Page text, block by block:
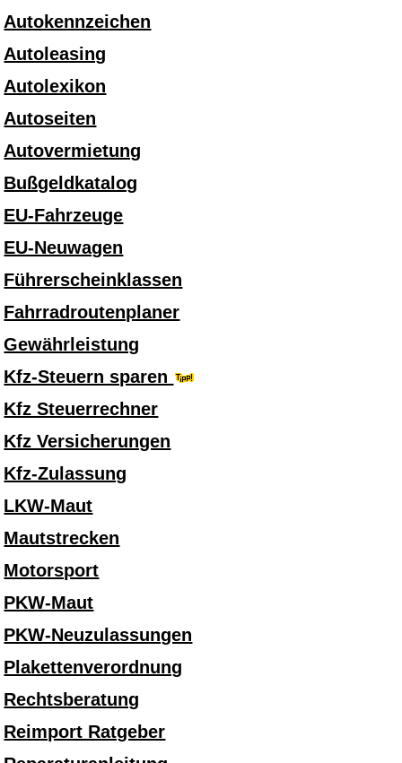
Autokennzeichen
Autoleasing
Autolexikon
Autoseiten
Autovermietung
Bußgeldkatalog
EU-Fahrzeuge
EU-Neuwagen
Führerscheinklassen
Fahrradroutenplaner
Gewährleistung
Kfz-Steuern sparen
Kfz Steuerrechner
Kfz Versicherungen
Kfz-Zulassung
LKW-Maut
Mautstrecken
Motorsport
PKW-Maut
PKW-Neuzulassungen
Plakettenverordnung
Rechtsberatung
Reimport Ratgeber